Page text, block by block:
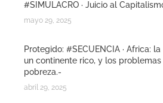
#SIMULACRO · Juicio al
mayo 29, 2025
Protegido: #SECUENCIA · Africa:
un continente rico, y los
pobreza.-
abril 29, 2025